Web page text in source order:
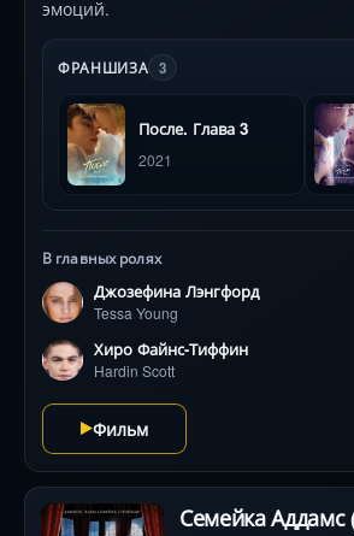
эмоций.
ФРАНШИЗА 3
После. Глава 3
2021
В главных ролях
Джозефина Лэнгфорд
Tessa Young
Хиро Файнс-Тиффин
Hardin Scott
Фильм
Семейка Аддамс